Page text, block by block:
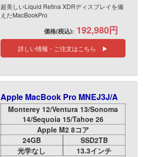
超美しいLiquid Retina XDRディスプレイを備
えたMacBookPro
価格(税込): 192,980円
詳しい情報・ご注文はこちら ▶
Apple MacBook Pro MNEJ3J/A
Monterey 12/Ventura 13/Sonoma
14/Sequoia 15/Tahoe 26
Apple M2 8コア
24GB
SSD2TB
光学なし
13.3インチ